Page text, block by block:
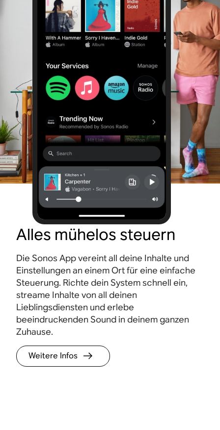
Alles mühelos steuern
Die Sonos App vereint all deine Inhalte und
Einstellungen an einem Ort für eine einfache
Steuerung. Richte dein System schnell ein,
streame Inhalte von all deinen
Lieblingsdiensten und erlebe
beeindruckenden Sound in deinem ganzen
Zuhause.
Weitere Infos